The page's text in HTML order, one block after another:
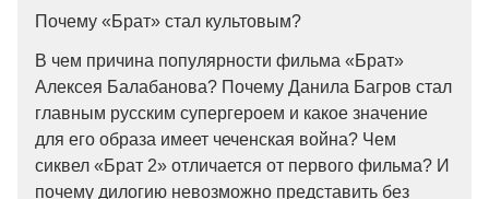
Почему «Брат» стал культовым?
В чем причина популярности фильма «Брат»
Алексея Балабанова? Почему Данила Багров стал
главным русским супергероем и какое значение
для его образа имеет чеченская война? Чем
сиквел «Брат 2» отличается от первого фильма? И
почему дилогию невозможно представить без